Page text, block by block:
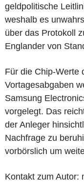
geldpolitische
weshalb es
über das Protokoll
Englander von
Für die Chip-Werte
Vortagesabgaben
Samsung
vorgelegt. Das
der Anleger
Nachfrage zu
vorbörslich um
Kontakt zum Autor: